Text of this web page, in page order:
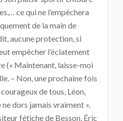
ce qui ne l’empêchera
de la main de
aucune protection, si
empêcher l’éclatement
(« Maintenant, laisse-moi
– Non, une prochaine fois
de tous, Léon,
dors jamais vraiment ».
fétiche de Besson, Éric